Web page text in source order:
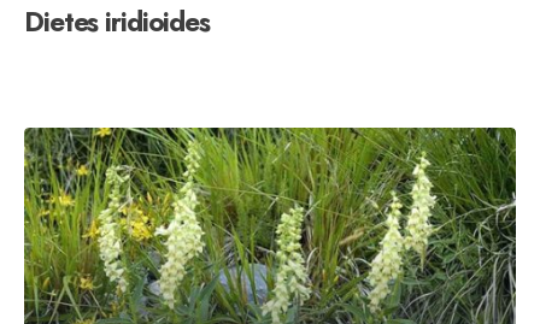
Dietes iridioides